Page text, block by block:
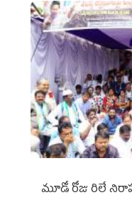
మూడో రోజు రిలే